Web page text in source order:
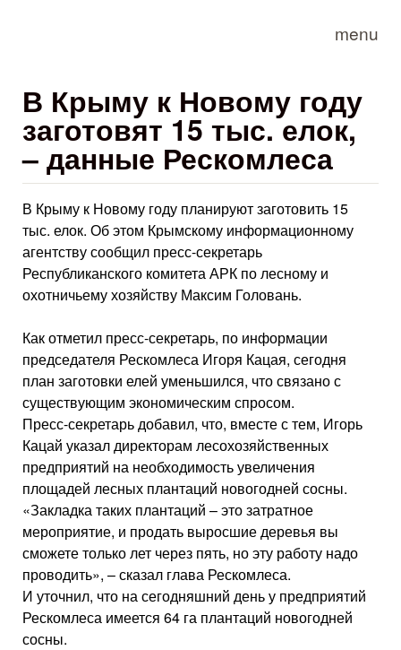
menu
В Крыму к Новому году
заготовят 15 тыс. елок,
– данные Рескомлеса
В Крыму к Новому году планируют заготовить 15
тыс. елок. Об этом Крымскому информационному
агентству сообщил пресс-секретарь
Республиканского комитета АРК по лесному и
охотничьему хозяйству Максим Головань.
Как отметил пресс-секретарь, по информации
председателя Рескомлеса Игоря Кацая, сегодня
план заготовки елей уменьшился, что связано с
существующим экономическим спросом.
Пресс-секретарь добавил, что, вместе с тем, Игорь
Кацай указал директорам лесохозяйственных
предприятий на необходимость увеличения
площадей лесных плантаций новогодней сосны.
«Закладка таких плантаций – это затратное
мероприятие, и продать выросшие деревья вы
сможете только лет через пять, но эту работу надо
проводить», – сказал глава Рескомлеса.
И уточнил, что на сегодняшний день у предприятий
Рескомлеса имеется 64 га плантаций новогодней
сосны.